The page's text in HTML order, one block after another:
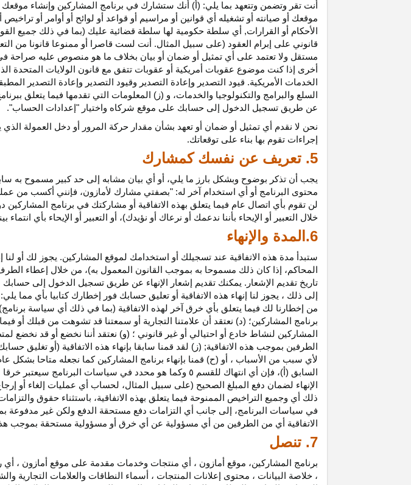
أنت تقر وتضمن وتتعهد بما يلي: (أ) أنك ستشارك في برنامج المشاركين وإنشاء موقعك
موقعك أو صيانته أو تشغيله أي قوانين أو مراسيم أو قواعد أو لوائح أو أوامر أو
الأحكام أو القرارات, أي سلطة حكومية لها سلطة قضائية عليك (بما في ذلك جميع
قانوني على إبرام العقود (على سبيل المثال. أنت لست قاصرا أو ممنوعا قانونا من
مستقل ولا تعتمد على أي تمثيل أو ضمان أو بيان بخلاف ما هو منصوص عليه صراحة
أخرى إذا كنت موضوع عقوبات أمريكية أو عقوبات تتفق مع قانون الولايات
الخدمات الأمريكية. قيود التصدير وإعادة التصدير وقيود التصدير وإعادة التصدير
السلع والبرامج والتكنولوجيا والخدمات، و (ز) المعلومات التي تقدمها فيما يتعلق
عن طريق تسجيل الدخول إلى حسابك على موقع شركاه واختيار "إعدادات الحساب".
نحن لا نقدم أي تمثيل أو ضمان أو تعهد بشأن مقدار حركة المرور أو دخل العمولة
إجراءات تقوم بها بناء على توقعاتك.
5. تعريف عن نفسك كمشارك
يجب أن تذكر بوضوح وبشكل بارز ما يلي، أو أي بيان مشابه إلى حد كبير مسموح به
محتوى البرنامج أو أي استخدام آخر له: "بصفتي مشارك لأمازون، فإنني أكسب من
لن تقوم بأي اتصال عام فيما يتعلق بهذه الاتفاقية أو مشاركتك في برنامج
خلال التعبير أو الإيحاء بأننا ندعمك أو نرعاك أو نؤيدك)، أو التعبير أو الإيحاء بأي
6.المدة والإنهاء
ستبدأ مدة هذه الاتفاقية عند تسجيلك أو استخدامك لموقع المشاركين. يجوز لك أو
المحاكم، إذا كان ذلك مسموحا به بموجب القانون المعمول به)، من خلال إعطاء الطرف
تاريخ تقديم الإشعار. يمكنك تقديم إشعار الإنهاء عن طريق تسجيل الدخول إلى
إلى ذلك ، يجوز لنا إنهاء هذه الاتفاقية أو تعليق حسابك فور إخطارك كتابيا بأي
من إخطارنا لك فيما يتعلق بأي خرق آخر لهذه الاتفاقية (بما في ذلك أي سياسة
برنامج المشاركين؛ (د) نعتقد أن علامتنا التجارية أو سمعتنا قد تشوهت من قبلك أو
المشاركين لنشاط خادع أو احتيالي أو غير قانوني ؛ (و) نعتقد أننا نخضع أو قد نخضع
الطرفين بموجب هذه الاتفاقية; (ز) لقد قمنا سابقا بإنهاء هذه الاتفاقية (أو تغليق
لأي سبب من الأسباب ، أو (ح) قمنا بإنهاء برنامج المشاركين كما نجعله متاحا
السابق (أ)، فإن أي انتهاك للقسم ٥ وكما هو محدد في سياسات
الإنهاء لضمان دفع المبلغ الصحيح (على سبيل المثال، لحساب أي عمليات إلغاء أو
ذلك أي وجميع التراخيص الممنوحة فيما يتعلق بهذه
الاتفاقية، باستثناء حقوق
في سياسات البرنامج، إلى جانب أي التزامات دفع مستحقة
الدفع ولكن غير مدفوعة
الاتفاقية أي من الطرفين من أي مسؤولية عن أي خرق أو مسؤولية مستحقة بموجب هذه
7. تنصل
برنامج المشاركين، موقع أمازون ، أي منتجات وخدمات مقدمة على موقع أمازون ، أي
، خلاصة البيانات ، محتوى إعلانات المنتجات ، أسماء النطاقات والعلامات التجارية